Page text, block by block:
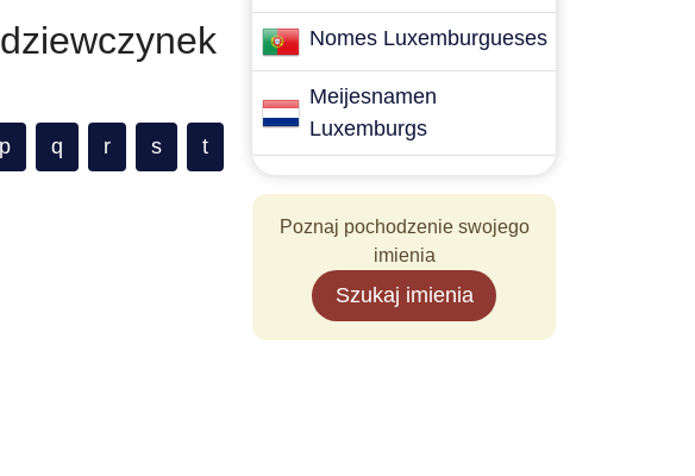
p q r s t
Nomes Luxemburgueses
Meijesnamen
Luxemburgs
Poznaj pochodzenie swojego
imienia
Szukaj imienia